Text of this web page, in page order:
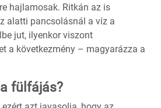
hajlamosak. Ritkán az is
alatti pancsolásnál a víz a
jut, ilyenkor viszont
a következmény – magyarázza a
fülfájás?